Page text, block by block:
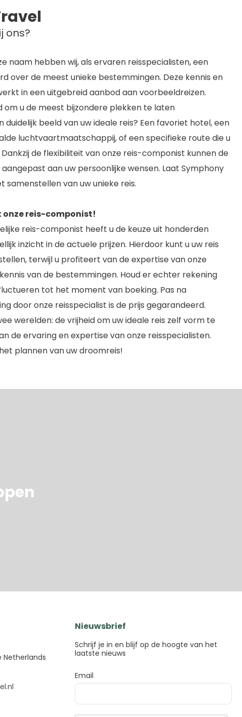
ons?
naam hebben wij, als ervaren reisspecialisten, een
over de meest unieke bestemmingen. Deze kennis en
in een uitgebreid aanbod aan voorbeeldreizen.
om u de meest bijzondere plekken te laten
duidelijk beeld van uw ideale reis? Een favoriet hotel, een
luchtvaartmaatschappij, of een specifieke route die u
de flexibiliteit van onze reis-componist kunnen de
aan uw persoonlijke wensen. Laat Symphony
samenstellen van uw unieke reis.
onze reis-componist!
reis-componist heeft u de keuze uit honderden
inzicht in de actuele prijzen. Hierdoor kunt u uw reis
terwijl u profiteert van de expertise van onze
van de bestemmingen. Houd er echter rekening
tot het moment van boeking. Pas na
door onze reisspecialist is de prijs gegarandeerd.
werelden: de vrijheid om uw ideale reis zelf vorm te
de ervaring en expertise van onze reisspecialisten.
plannen van uw droomreis!
Netherlands
Nieuwsbrief
Schrijf je in en blijf op de hoogte van het
laatste nieuws
Email